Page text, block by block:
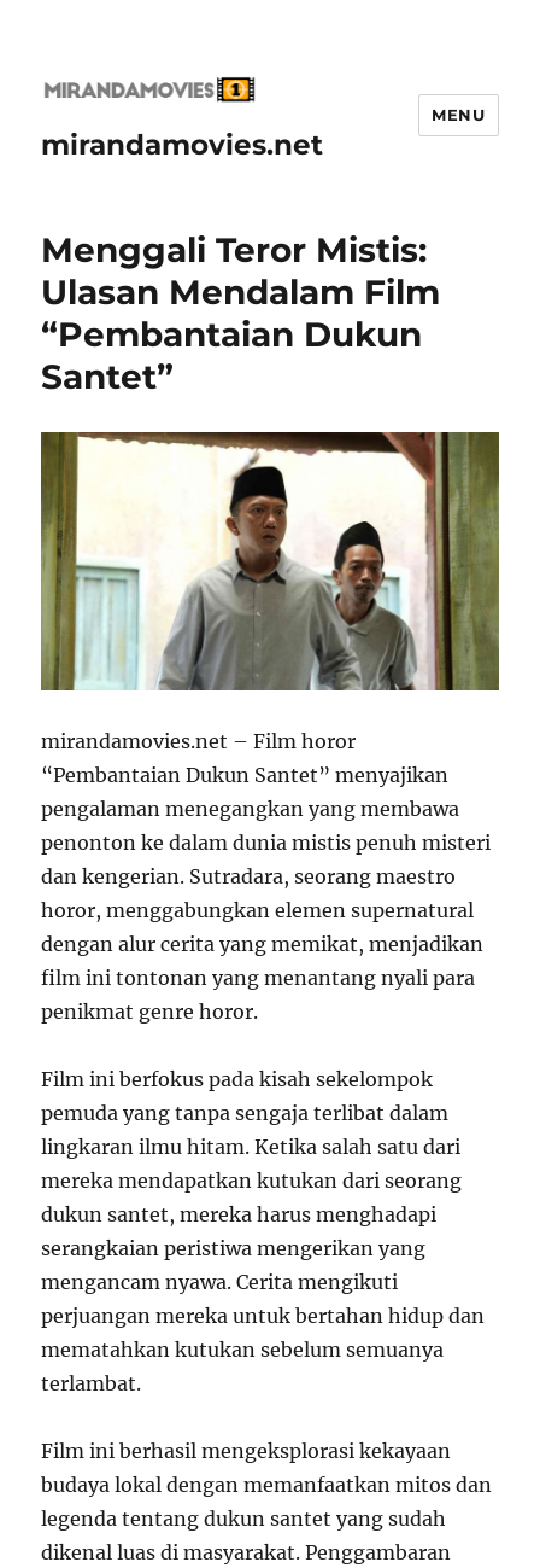
mirandamovies.net
MENU
Menggali Teror Mistis:
Ulasan Mendalam Film
“Pembantaian Dukun
Santet”
mirandamovies.net – Film horor
“Pembantaian Dukun Santet” menyajikan
pengalaman menegangkan yang membawa
penonton ke dalam dunia mistis penuh misteri
dan kengerian. Sutradara, seorang maestro
horor, menggabungkan elemen supernatural
dengan alur cerita yang memikat, menjadikan
film ini tontonan yang menantang nyali para
penikmat genre horor.
Film ini berfokus pada kisah sekelompok
pemuda yang tanpa sengaja terlibat dalam
lingkaran ilmu hitam. Ketika salah satu dari
mereka mendapatkan kutukan dari seorang
dukun santet, mereka harus menghadapi
serangkaian peristiwa mengerikan yang
mengancam nyawa. Cerita mengikuti
perjuangan mereka untuk bertahan hidup dan
mematahkan kutukan sebelum semuanya
terlambat.
Film ini berhasil mengeksplorasi kekayaan
budaya lokal dengan memanfaatkan mitos dan
legenda tentang dukun santet yang sudah
dikenal luas di masyarakat. Penggambaran